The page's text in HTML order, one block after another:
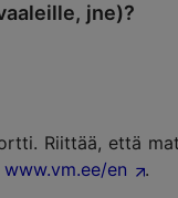
jne)?
Riittää, että
www.vm.ee/en .